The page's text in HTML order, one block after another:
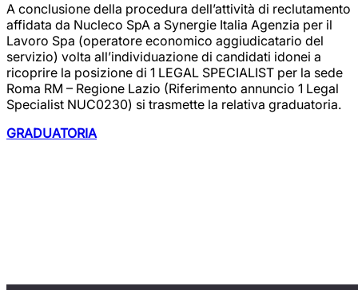
A conclusione della procedura dell’attività di reclutamento
affidata da Nucleco SpA a Synergie Italia Agenzia per il
Lavoro Spa (operatore economico aggiudicatario del
servizio) volta all’individuazione di candidati idonei a
ricoprire la posizione di 1 LEGAL SPECIALIST per la sede
Roma RM – Regione Lazio (Riferimento annuncio 1 Legal
Specialist NUC0230) si trasmette la relativa graduatoria.
GRADUATORIA